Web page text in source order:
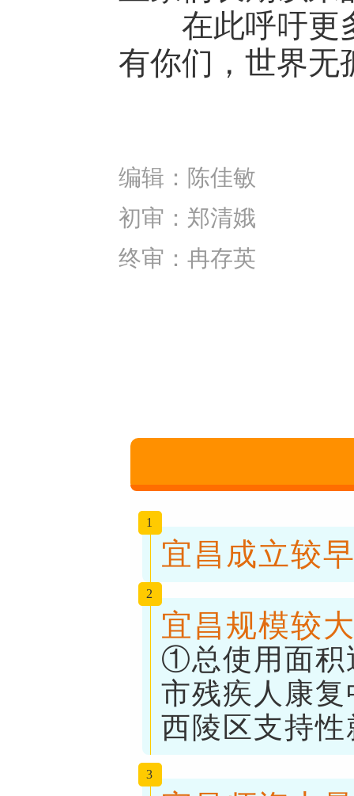
在此呼吁更多
有你们，世界无
编辑：陈佳敏
初审：郑清娥
终审：冉存英
1
宜昌成立较
2
宜昌规模较
①总使用面积
市残疾人康
西陵区支持
3